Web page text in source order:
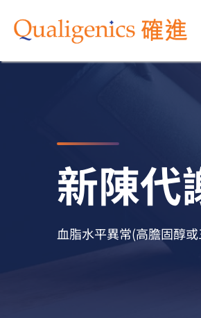
新陳代
血脂水平異常(高膽固醇